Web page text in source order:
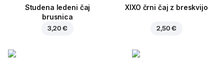
Studena ledeni čaj
brusnica
3,20 €
XIXO črni čaj z breskvijo
2,50 €